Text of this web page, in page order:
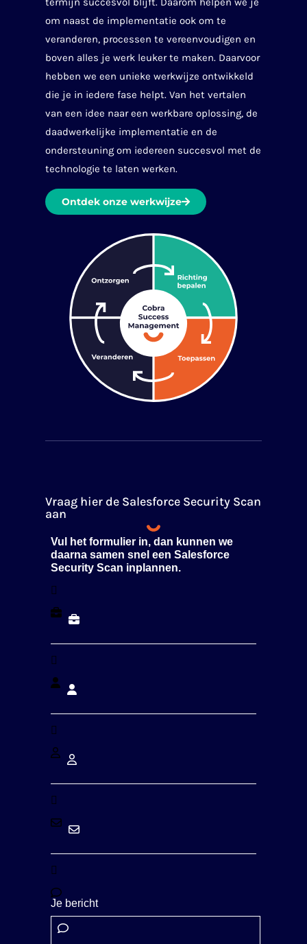
om naast de implementatie ook om te
veranderen, processen te vereenvoudigen en
boven alles je werk leuker te maken. Daarvoor
hebben we een unieke werkwijze ontwikkeld
die je in iedere fase helpt. Van het vertalen
van een idee naar een werkbare oplossing, de
daadwerkelijke implementatie en de
ondersteuning om iedereen succesvol met de
technologie te laten werken.
Ontdek onze werkwijze
Vraag hier de Salesforce Security Scan
aan